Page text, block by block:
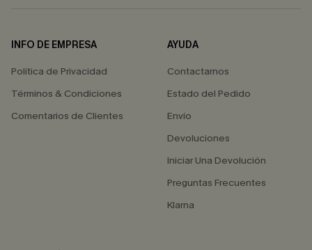
INFO DE EMPRESA
Política de Privacidad
Términos & Condiciones
Comentarios de Clientes
AYUDA
Contactarnos
Estado del Pedido
Envío
Devoluciones
Iniciar Una Devolución
Preguntas Frecuentes
Klarna